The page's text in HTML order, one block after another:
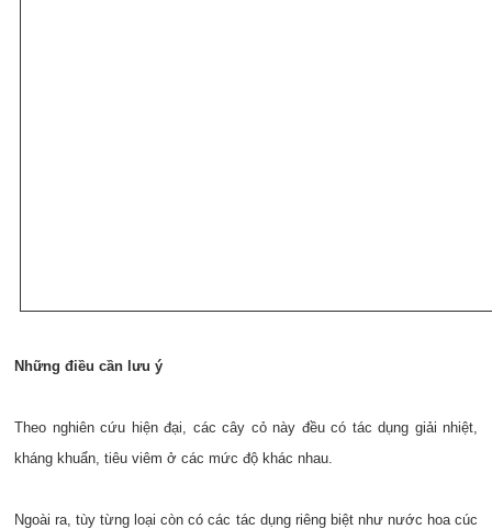
Những điều cần lưu ý
Theo nghiên cứu hiện đại, các cây cỏ này đều có tác dụng giải nhiệt,
kháng khuẩn, tiêu viêm ở các mức độ khác nhau.
Ngoài ra, tùy từng loại còn có các tác dụng riêng biệt như nước hoa cúc